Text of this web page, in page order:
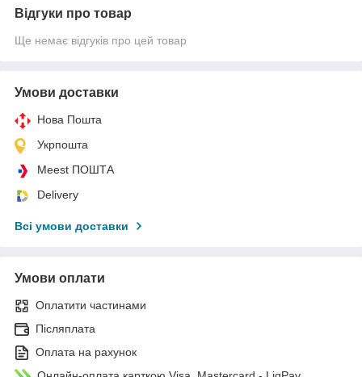
Відгуки про товар
Ще немає відгуків про цей товар
Умови доставки
Нова Пошта
Укрпошта
Meest ПОШТА
Delivery
Всі умови доставки
Умови оплати
Оплатити частинами
Післяплата
Оплата на рахунок